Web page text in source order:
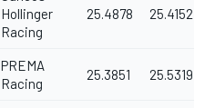
Hollinger
Racing
25.4878 25.4152
PREMA
Racing
25.3851 25.5319